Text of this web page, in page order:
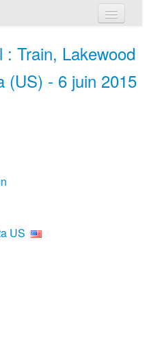
Train, Lakewood
(US) - 6 juin 2015
US